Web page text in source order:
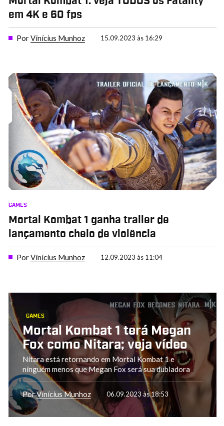
em 4K e 60 fps
PorVinícius Munhoz 15.09.2023 às 16:29
GAMES
Mortal Kombat 1 ganha trailer de
lançamento cheio de violência
PorVinícius Munhoz 12.09.2023 às 11:04
GAMES
Mortal Kombat 1 terá Megan
Fox como Nitara; veja vídeo
Nitara está retornando em Mortal Kombat 1 e
ninguém menos que Megan Fox será sua dubladora
PorVinícius Munhoz 06.09.2023 às 18:53